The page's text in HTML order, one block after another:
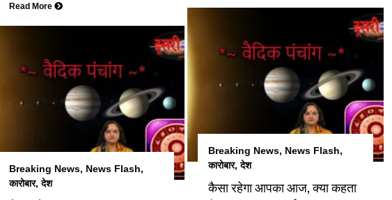
Read More
Breaking News, News Flash,
कारोबार,देश
Breaking News, News Flash,
कारोबार,देश
कैसा रहेगा आपका आज, क्या कहता